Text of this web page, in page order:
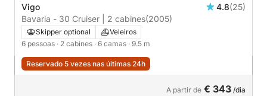
Vigo 4.8(25)
Bavaria - 30 Cruiser | 2 cabines(2005)
Skipper optional
Veleiros
6 pessoas · 2 cabines · 6 camas · 9.5 m
Reservado 5 vezes nas últimas 24h
A partir de € 343 /dia